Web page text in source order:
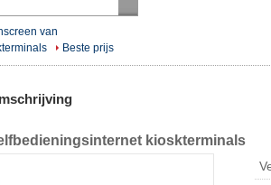
van
Beste prijs
kioskterminals